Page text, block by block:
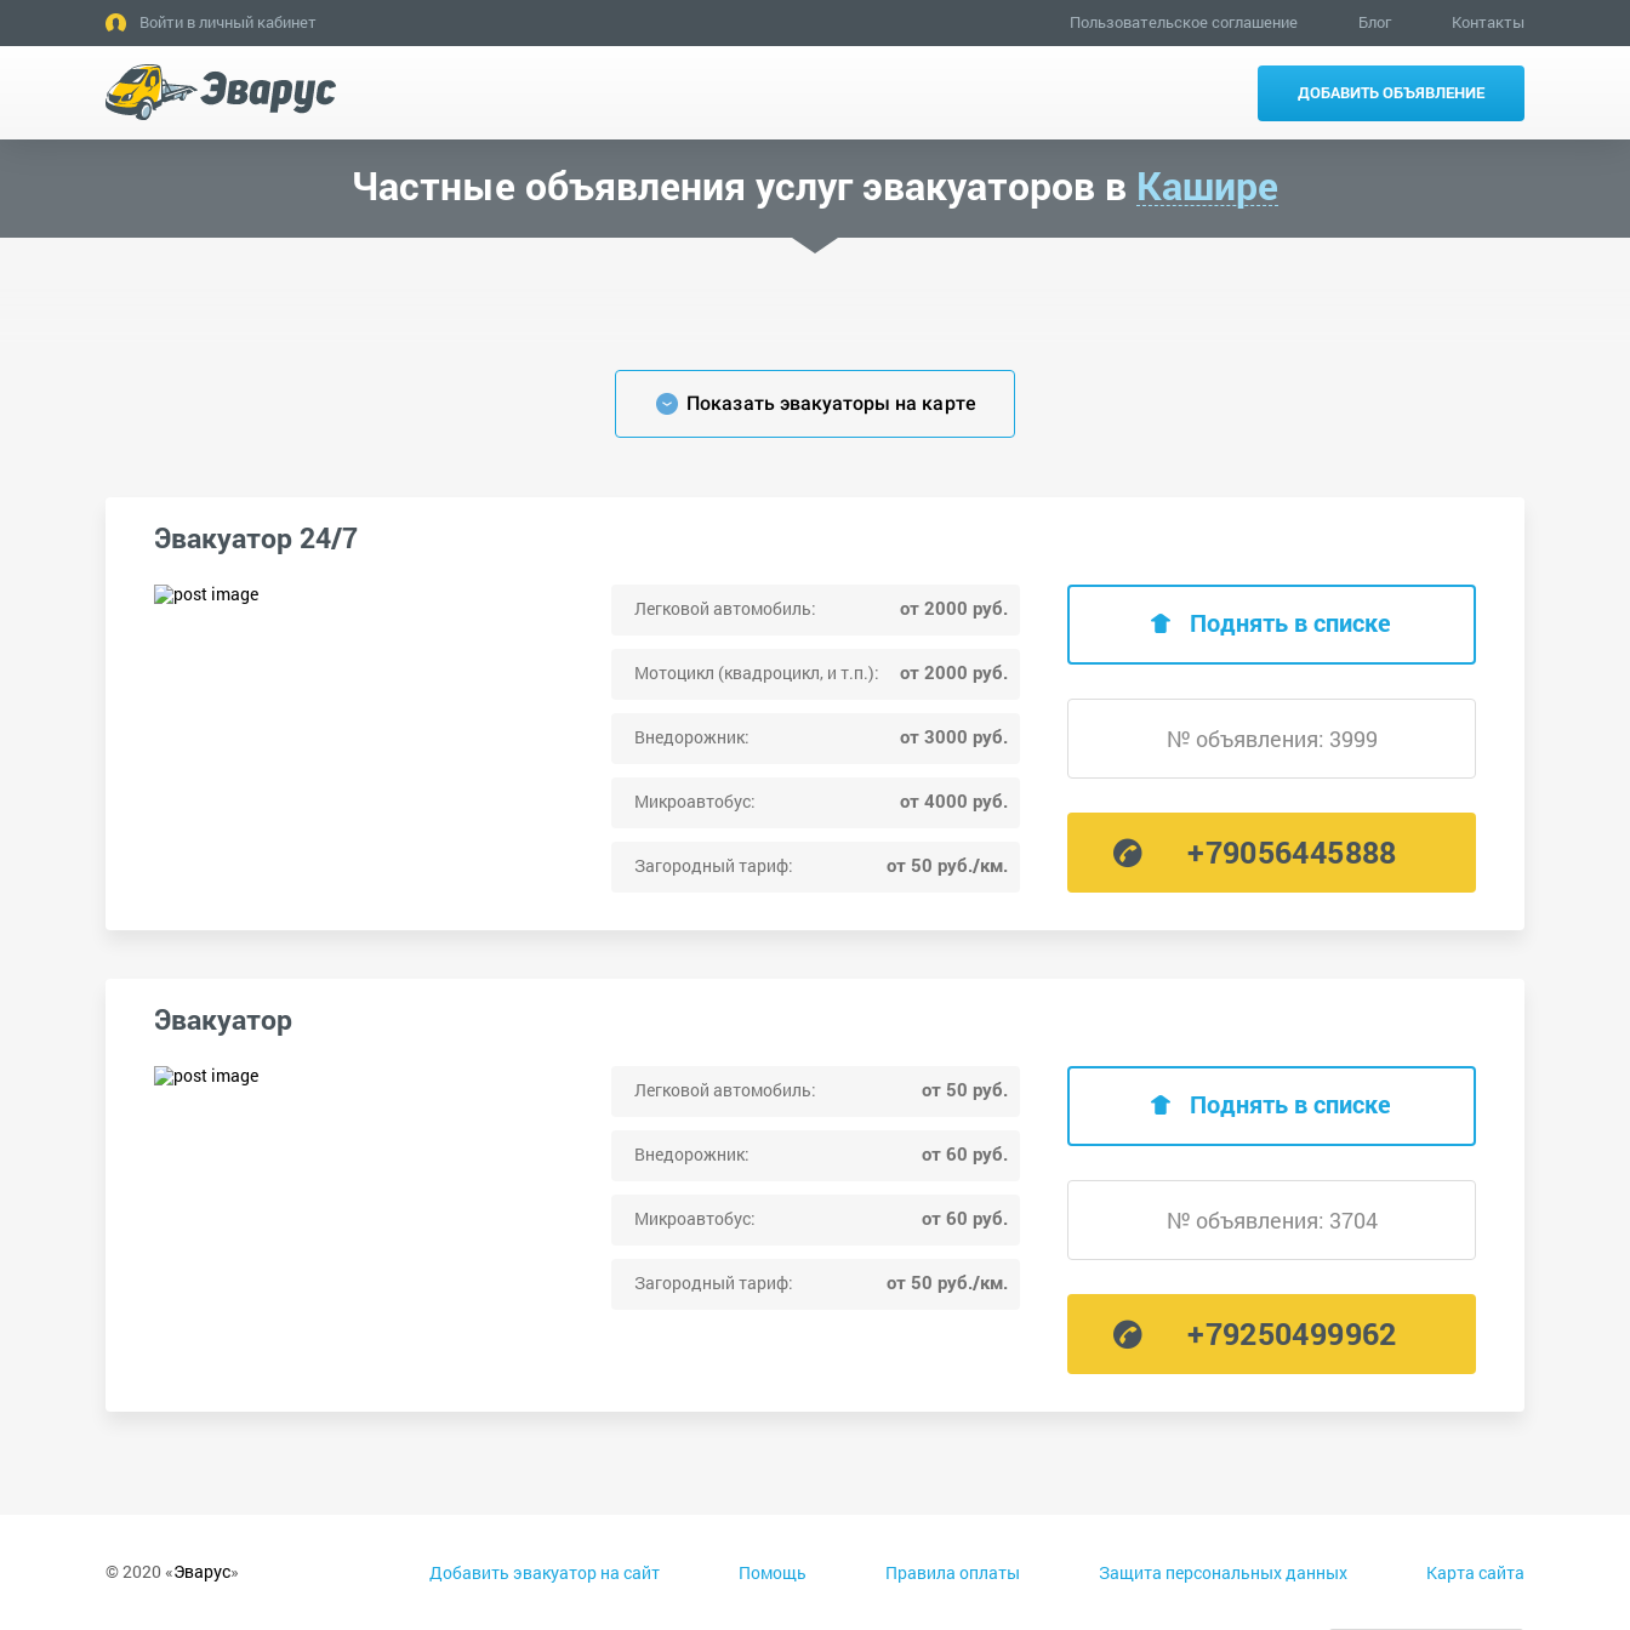
Войти в личный кабинет Пользовательское соглашение Блог Контакты
ДОБАВИТЬ ОБЪЯВЛЕНИЕ
Частные объявления услуг эвакуаторов в Кашире
Показать эвакуаторы на карте
Эвакуатор 24/7
Легковой автомобиль: от 2000 руб.
Мотоцикл (квадроцикл, и т.п.): от 2000 руб.
Внедорожник: от 3000 руб.
Микроавтобус: от 4000 руб.
Загородный тариф: от 50 руб./км.
Поднять в списке
№ объявления: 3999
+79056445888
Эвакуатор
Легковой автомобиль: от 50 руб.
Внедорожник: от 60 руб.
Микроавтобус: от 60 руб.
Загородный тариф: от 50 руб./км.
Поднять в списке
№ объявления: 3704
+79250499962
© 2020 «Эварус» Добавить эвакуатор на сайт Помощь Правила оплаты Защита персональных данных Карта сайта